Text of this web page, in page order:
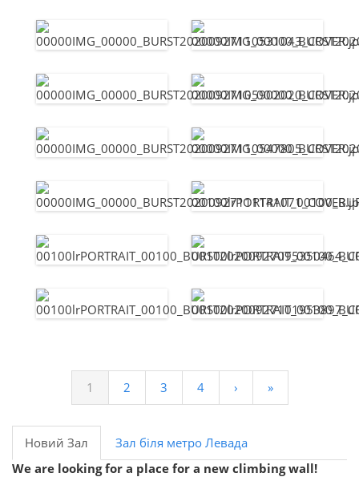
1 2 3 4 › »
Новий Зал
Зал біля метро Левада
We are looking for a place for a new climbing wall!